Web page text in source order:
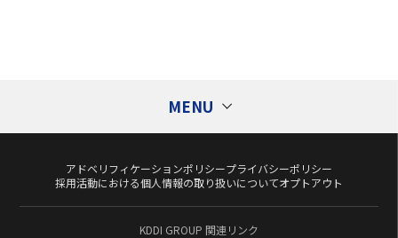
MENU
タグ
1st Partyデータ活用
Ad Generation
DMP DSP
アドベリフィケーションポリシープライバシーポリシー
採用活動における個人情報の取り扱いについてオプトアウト
KDDI GROUP 関連リンク